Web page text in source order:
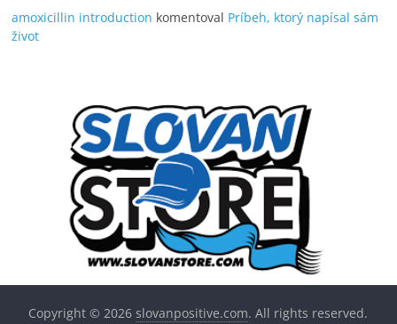
amoxicillin introduction komentoval Príbeh, ktorý napísal sám
život
Copyright © 2026slovanpositive.com. All rights reserved.